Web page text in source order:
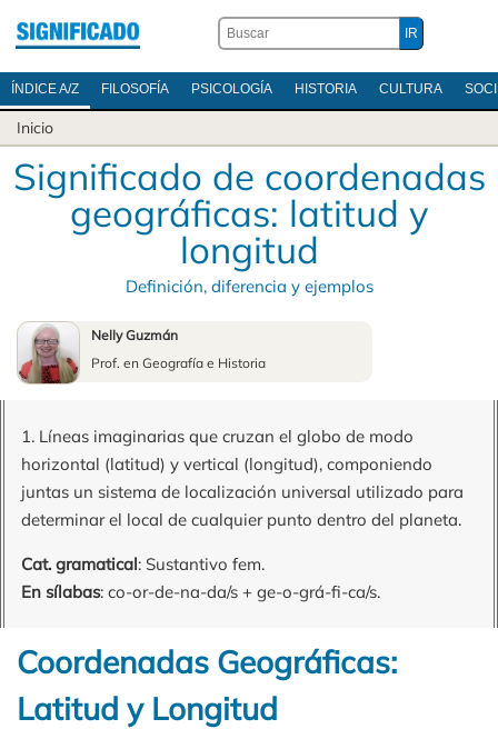
ÍNDICE A/Z FILOSOFÍA PSICOLOGÍA HISTORIA CULTURA
Inicio
Significado de coordenadas
geográficas: latitud y
longitud
Definición, diferencia y ejemplos
Nelly Guzmán
Prof. en Geografía e Historia
1. Líneas imaginarias que cruzan el globo de modo
horizontal (latitud) y vertical (longitud), componiendo
juntas un sistema de localización universal utilizado para
determinar el local de cualquier punto dentro del planeta.
Cat. gramatical: Sustantivo fem.
En sílabas: co-or-de-na-da/s + ge-o-grá-fi-ca/s.
Coordenadas Geográficas:
Latitud y Longitud